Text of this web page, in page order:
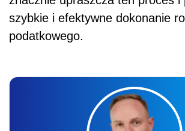
szybkie i efektywne dokonanie
podatkowego.